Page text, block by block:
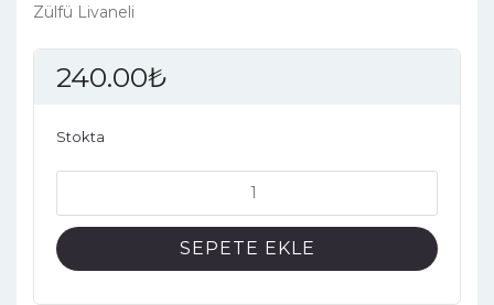
Zülfü Livaneli
240.00₺
Stokta
adet
SEPETE EKLE